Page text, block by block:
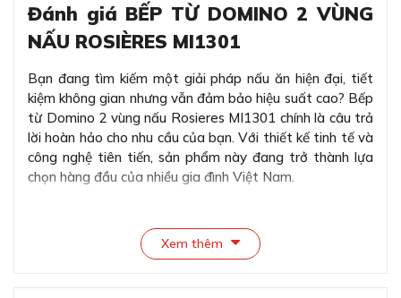
Đánh giá BẾP TỪ DOMINO 2 VÙNG
NẤU ROSIÈRES MI1301
Bạn đang tìm kiếm một giải pháp nấu ăn hiện đại, tiết
kiệm không gian nhưng vẫn đảm bảo hiệu suất cao? Bếp
từ Domino 2 vùng nấu Rosieres MI1301 chính là câu trả
lời hoàn hảo cho nhu cầu của bạn. Với thiết kế tinh tế và
công nghệ tiên tiến, sản phẩm này đang trở thành lựa
chọn hàng đầu của nhiều gia đình Việt Nam.
Xem thêm